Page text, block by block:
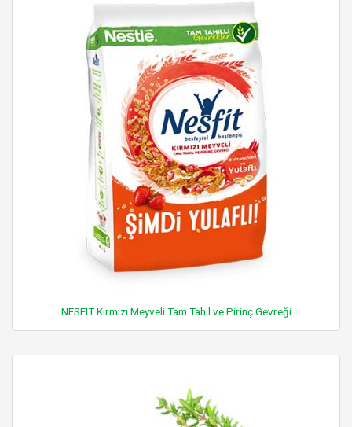
NESFIT Kırmızı Meyveli Tam Tahıl ve Pirinç Gevreği